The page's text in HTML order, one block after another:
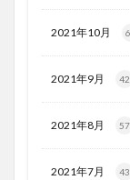
2021年10月
2021年9月 42
2021年8月 57
2021年7月 43